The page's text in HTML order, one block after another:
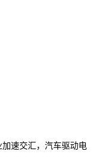
速交汇，汽车驱动电